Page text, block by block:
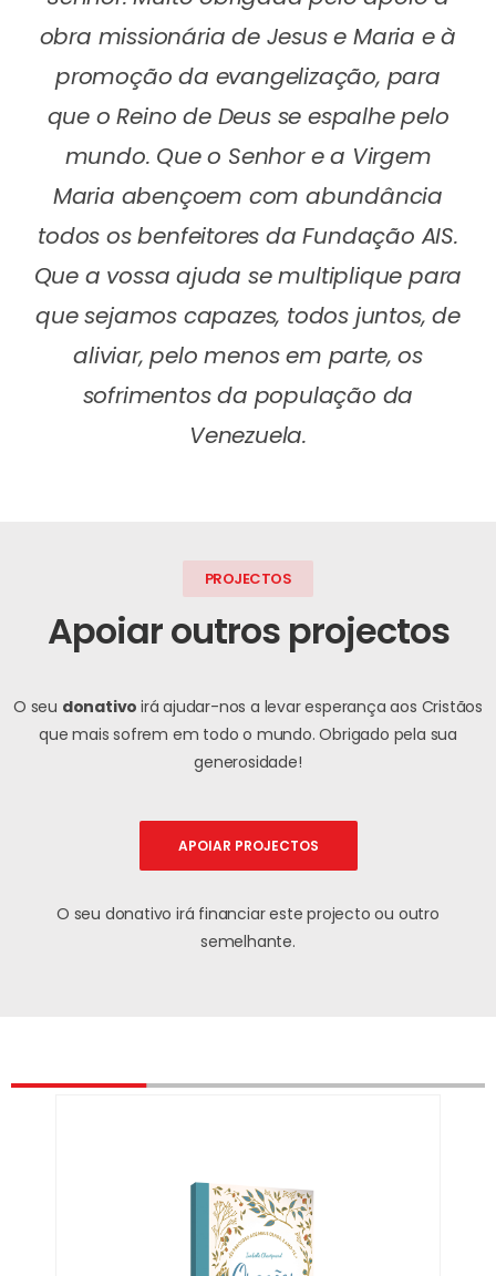
obra missionária de Jesus e Maria e à
promoção da evangelização, para
que o Reino de Deus se espalhe pelo
mundo. Que o Senhor e a Virgem
Maria abençoem com abundância
todos os benfeitores da Fundação AIS.
Que a vossa ajuda se multiplique para
que sejamos capazes, todos juntos, de
aliviar, pelo menos em parte, os
sofrimentos da população da
Venezuela.
PROJECTOS
Apoiar outros projectos
O seu donativo irá ajudar-nos a levar esperança aos Cristãos
que mais sofrem em todo o mundo.Obrigado pela sua
generosidade!
APOIAR PROJECTOS
O seu donativo irá financiar este projecto ou outro
semelhante.